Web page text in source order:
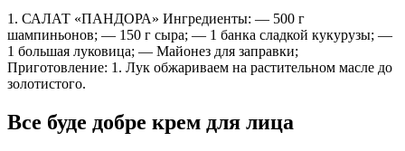
1. САЛАТ «ПАНДОРА» Ингредиенты: — 500 г
шампиньонов; — 150 г сыра; — 1 банка сладкой кукурузы; —
1 большая луковица; — Майонез для заправки;
Приготовление: 1. Лук обжариваем на растительном масле до
золотистого.
Все буде добре крем для лица